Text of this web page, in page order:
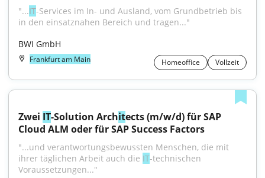
"...IT-Services im In- und Ausland, vom Grundbetrieb bis
in den einsatznahen Bereich und tragen..."
BWI GmbH
Frankfurt am Main Homeoffice Vollzeit
Zwei IT-Solution Architects (m/w/d) für SAP
Cloud ALM oder für SAP Success Factors
"...und verantwortungsbewussten Menschen, die mit
ihrer täglichen Arbeit auch die IT-technischen
Voraussetzungen..."